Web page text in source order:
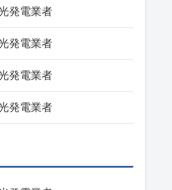
発電業者
発電業者
発電業者
発電業者